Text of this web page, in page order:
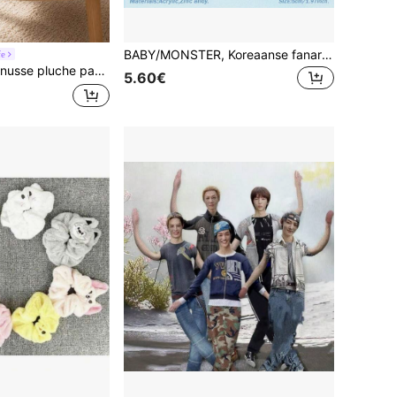
voor thuis, Halloween, Kerstmis, Thanksgiving en als verjaardagscadeau.
BABY/MONSTER, Koreaanse fanart, Ahyeon, Asa, Rora, Chiquita, Ruka, Pharita, Acryl sleutelhangertje, Gepersonaliseerde auto-/kaart-/tasdecoratie, Geschikt voor mannen en vrouwen, Kerst, Halloween, Vakantiecadeaus
5.60€